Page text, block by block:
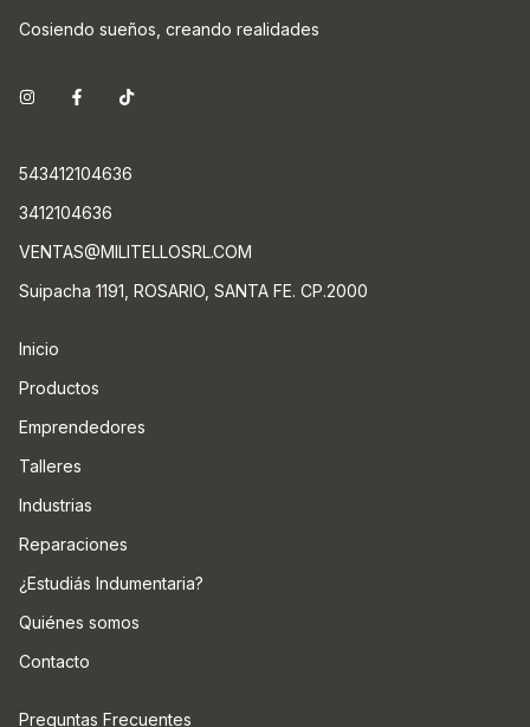
Cosiendo sueños, creando realidades
543412104636
3412104636
VENTAS@MILITELLOSRL.COM
Suipacha 1191, ROSARIO, SANTA FE. CP.2000
Inicio
Productos
Emprendedores
Talleres
Industrias
Reparaciones
¿Estudiás Indumentaria?
Quiénes somos
Contacto
Preguntas Frecuentes